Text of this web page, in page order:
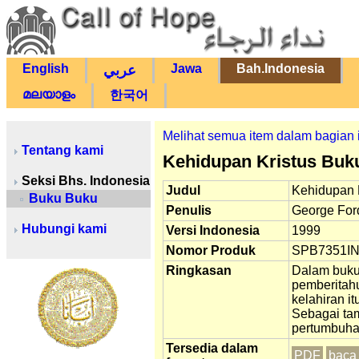
English عربي Jawa Bah.Indonesia
മലയാളം
한국어
Tentang kami
Seksi Bhs. Indonesia
Buku Buku
Hubungi kami
Melihat semua item dalam bagian
Kehidupan Kristus
Judul
Kehidupan
Penulis
George
Versi Indonesia
1999
Nomor Produk
Ringkasan
Dalam
kelahiran
Sebagai
Tersedia dalam
PDF